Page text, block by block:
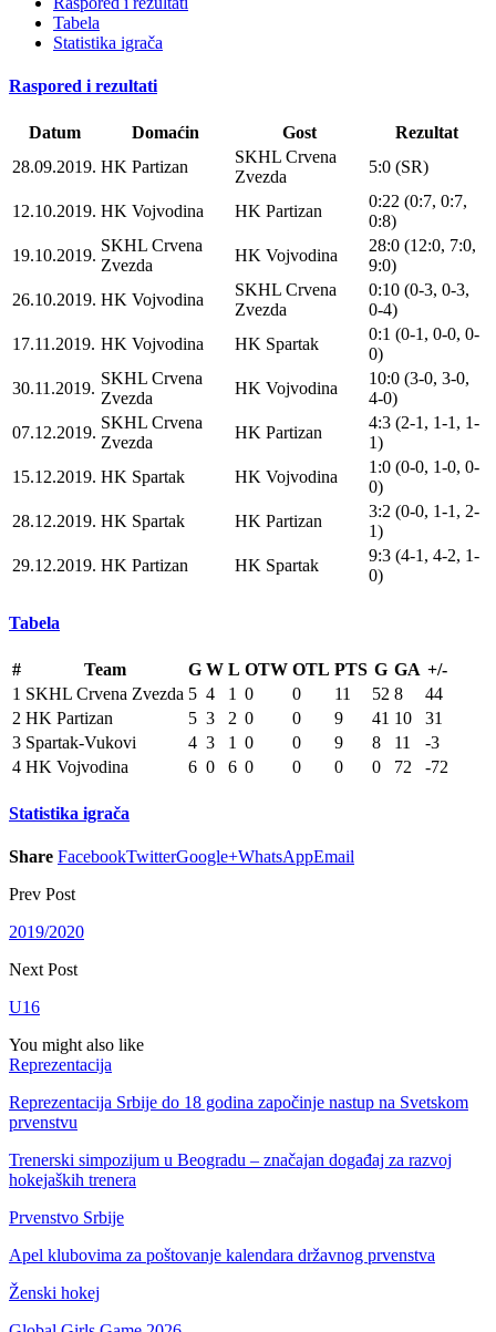
Tabela
Statistika igrača
Raspored i rezultati
Datum Domaćin Gost
Rezultat
28.09.2019. HK Partizan
SKHL Crvena
Zvezda
5:0 (SR)
12.10.2019. HK Vojvodina HK Partizan
0:22 (0:7, 0:7,
0:8)
19.10.2019.
SKHL Crvena
Zvezda
HK Vojvodina
28:0 (12:0, 7:0,
9:0)
26.10.2019. HK Vojvodina
SKHL Crvena
Zvezda
0:10 (0-3, 0-3,
0-4)
17.11.2019. HK Vojvodina HK Spartak
0:1 (0-1, 0-0, 0-
0)
30.11.2019.
SKHL Crvena
Zvezda
HK Vojvodina
10:0 (3-0, 3-0,
4-0)
07.12.2019.
SKHL Crvena
Zvezda
HK Partizan
4:3 (2-1, 1-1, 1-
1)
15.12.2019. HK Spartak HK Vojvodina
1:0 (0-0, 1-0, 0-
0)
28.12.2019. HK Spartak HK Partizan
3:2 (0-0, 1-1, 2-
1)
29.12.2019. HK Partizan HK Spartak
9:3 (4-1, 4-2, 1-
0)
Tabela
# Team G W L OTW OTL PTS G GA +/-
1 SKHL Crvena Zvezda 5 4 1 0 0 11 52 8
44
2 HK Partizan 5 3 2 0 0 9 41 10
31
3 Spartak-Vukovi 4 3 1 0 0 9 8 11
-3
4 HK Vojvodina 6 0 6 0 0 0 0 72 -72
Statistika igrača
Share FacebookTwitterGoogle+WhatsAppEmail
Prev Post
2019/2020
Next Post
U16
You might also like
Reprezentacija
Reprezentacija Srbije do 18 godina započinje nastup na Svetskom
prvenstvu
Trenerski simpozijum u Beogradu – značajan događaj za razvoj
hokejaških trenera
Prvenstvo Srbije
Apel klubovima za poštovanje kalendara državnog prvenstva
Ženski hokej